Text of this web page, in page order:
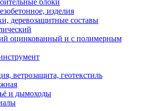
блоки
изделия
деревозащитные составы
оцинкованный и с полимерным
ветрозащита, геотекстиль
и дымоходы